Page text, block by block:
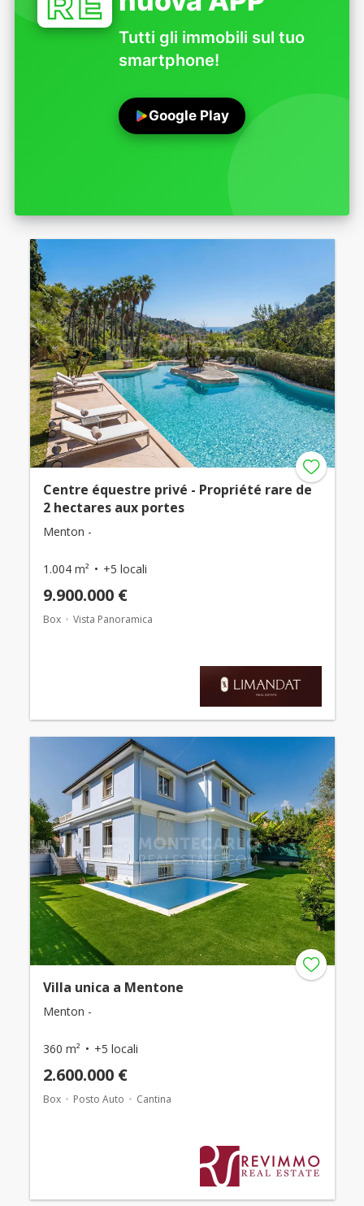
Tutti gli immobili sul tuo
smartphone!
Google Play
Centre équestre privé - Propriété rare de
2 hectares aux portes
Menton -
1.004 m² +5 locali
9.900.000 €
Box Vista Panoramica
Villa unica a Mentone
Menton -
360 m² +5 locali
2.600.000 €
Box Posto Auto Cantina